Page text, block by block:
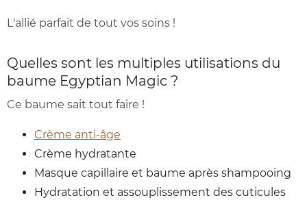
L'allié parfait de tout vos soins !
Quelles sont les multiples utilisations du
baume Egyptian Magic ?
Ce baume sait tout faire !
Crème anti-âge
Crème hydratante
Masque capillaire et baume après shampooing
Hydratation et assouplissement des cuticules